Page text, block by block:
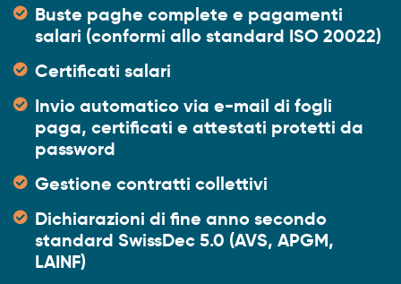
Buste paghe complete e pagamenti
salari (conformi allo standard ISO 20022)
Certificati salari
Invio automatico via e-mail di fogli
paga, certificati e attestati protetti da
password
Gestione contratti collettivi
Dichiarazioni di fine anno secondo
standard SwissDec 5.0 (AVS, APGM,
LAINF)